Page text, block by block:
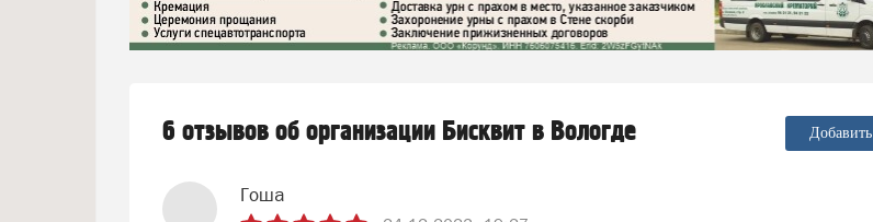
6 отзывов об организации Бисквит в Вологде Добавить
Гоша